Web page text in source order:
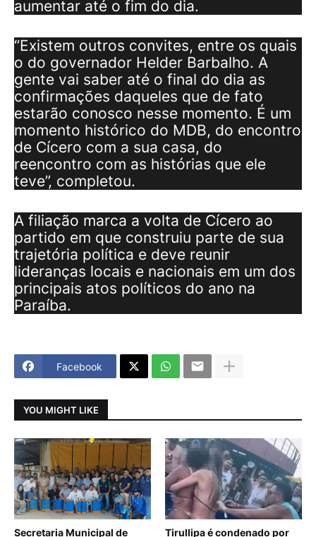
aumentar até o fim do dia.
“Existem outros convites, entre os quais
o do governador Helder Barbalho. A
gente vai saber até o final do dia as
confirmações daqueles que de fato
estarão conosco nesse momento. É um
momento histórico do MDB, do encontro
de Cícero com a sua casa, do
reencontro com as histórias que ele
teve”, completou.
A filiação marca a volta de Cícero ao
partido em que construiu parte de sua
trajetória política e deve reunir
lideranças locais e nacionais em um dos
principais atos políticos do ano na
Paraíba.
Facebook
YOU MIGHT LIKE
Secretaria Municipal de Tirullipa é condenado por